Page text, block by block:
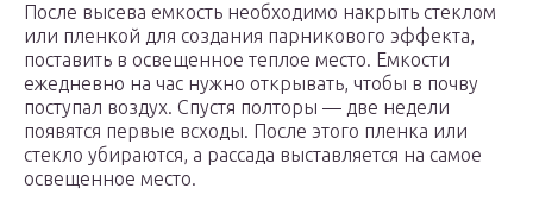
После высева емкость необходимо накрыть стеклом
или пленкой для создания парникового эффекта,
поставить в освещенное теплое место. Емкости
ежедневно на час нужно открывать, чтобы в почву
поступал воздух. Спустя полторы — две недели
появятся первые всходы. После этого пленка или
стекло убираются, а рассада выставляется на самое
освещенное место.